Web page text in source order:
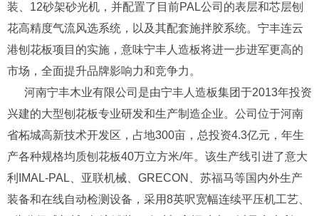
装、12砂架砂光机，并配置了目前PAL公司的表层和芯层刨
花高精度气流风选系统，以及其配套施拌胶系统。宁丰连云
港刨花板项目的实施，意味宁丰人造板将进一步进军更高的
市场，全面提升品牌影响力和竞争力。
河南宁丰木业有限公司是由宁丰人造板集团于2013年投资
兴建的大型刨花板专业研发和生产制造企业。公司位于河南
省柘城高新技术开发区，占地300亩，总投资4.3亿元，年生
产各种规格均质刨花板40万立方米/年。该生产线引进了意大
利IMAL-PAL、亚联机械、GRECON、苏福马等国内外生产
装备和在线自动检测设备，采用8英呎宽幅连续平压机工艺、